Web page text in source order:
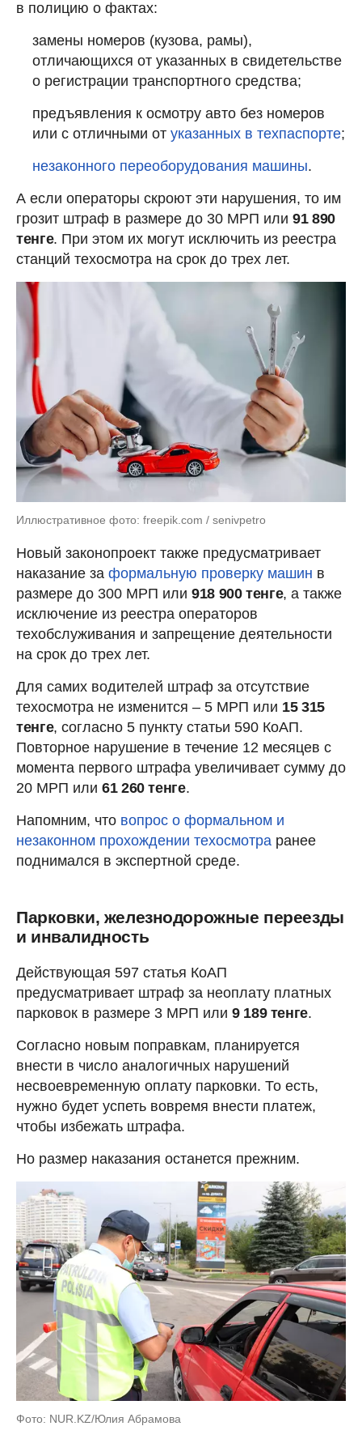
в полицию о фактах:
замены номеров (кузова, рамы),
отличающихся от указанных в свидетельстве
о регистрации транспортного средства;
предъявления к осмотру авто без номеров
или с отличными от указанных в техпаспорте;
незаконного переоборудования машины.
А если операторы скроют эти нарушения, то им
грозит штраф в размере до 30 МРП или 91 890
тенге. При этом их могут исключить из реестра
станций техосмотра на срок до трех лет.
Иллюстративное фото: freepik.com / senivpetro
Новый законопроект также предусматривает
наказание за формальную проверку машин в
размере до 300 МРП или 918 900 тенге, а также
исключение из реестра операторов
техобслуживания и запрещение деятельности
на срок до трех лет.
Для самих водителей штраф за отсутствие
техосмотра не изменится – 5 МРП или 15 315
тенге, согласно 5 пункту статьи 590 КоАП.
Повторное нарушение в течение 12 месяцев с
момента первого штрафа увеличивает сумму до
20 МРП или 61 260 тенге.
Напомним, что вопрос о формальном и
незаконном прохождении техосмотра ранее
поднимался в экспертной среде.
Парковки, железнодорожные переезды
и инвалидность
Действующая 597 статья КоАП
предусматривает штраф за неоплату платных
парковок в размере 3 МРП или 9 189 тенге.
Согласно новым поправкам, планируется
внести в число аналогичных нарушений
несвоевременную оплату парковки. То есть,
нужно будет успеть вовремя внести платеж,
чтобы избежать штрафа.
Но размер наказания останется прежним.
Фото: NUR.KZ/Юлия Абрамова